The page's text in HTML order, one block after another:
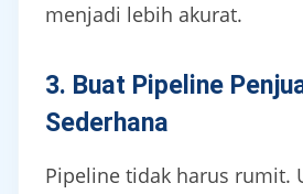
menjadi lebih akurat.
3. Buat Pipeline
Sederhana
Pipeline tidak harus rumit.